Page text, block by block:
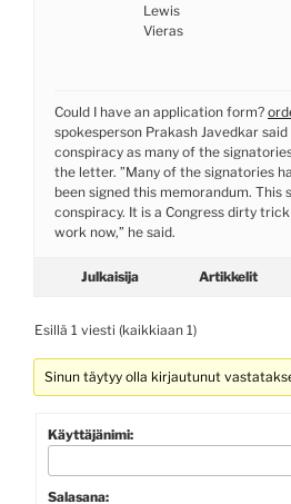
Lewis
Vieras
Could I have an application form?
spokesperson Prakash Javedkar
conspiracy as many of the
the letter. ”Many of the signatories
been signed this memorandum. This
conspiracy. It is a Congress dirty
work now,” he said.
Julkaisija Artikkelit
Esillä 1 viesti (kaikkiaan 1)
Sinun täytyy olla kirjautunut
Käyttäjänimi:
Salasana: